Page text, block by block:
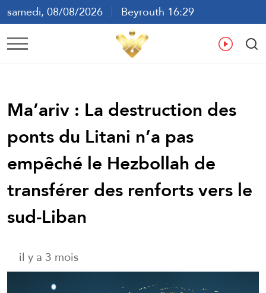
samedi, 08/08/2026
Beyrouth 16:29
ع
Ma’ariv : La destruction des
ponts du Litani n’a pas
empêché le Hezbollah de
transférer des renforts vers le
sud-Liban
il y a 3 mois